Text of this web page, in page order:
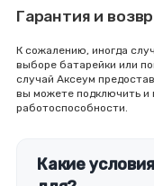
Гарантия и
К сожалению, иногда
выборе батарейки или
случай Аксеум
вы можете подключить и
работоспособности.
Какие